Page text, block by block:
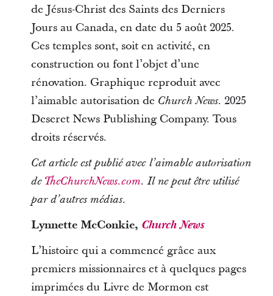
de Jésus-Christ des Saints des Derniers
Jours au Canada, en date du 5 août 2025.
Ces temples sont, soit en activité, en
construction ou font l’objet d’une
rénovation. Graphique reproduit avec
l’aimable autorisation de Church News. 2025
Deseret News Publishing Company. Tous
droits réservés.
Cet article est publié avec l’aimable autorisation
de TheChurchNews.com. Il ne peut être utilisé
par d’autres médias.
Lynnette McConkie, Church News
L’histoire qui a commencé grâce aux
premiers missionnaires et à quelques pages
imprimées du Livre de Mormon est